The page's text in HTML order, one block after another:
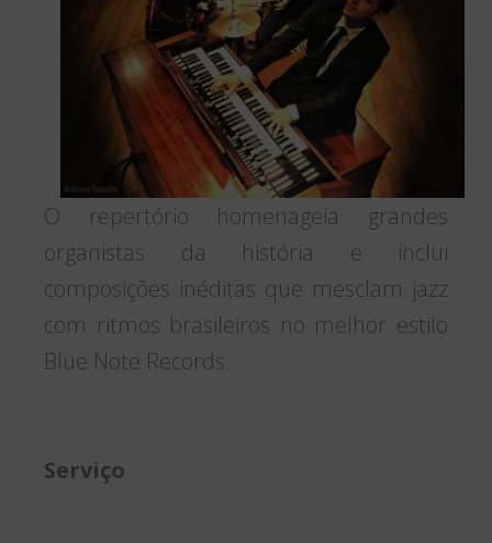
O repertório homenageia grandes
organistas da história e inclui
composições inéditas que mesclam jazz
com ritmos brasileiros no melhor estilo
Blue Note Records.
Serviço